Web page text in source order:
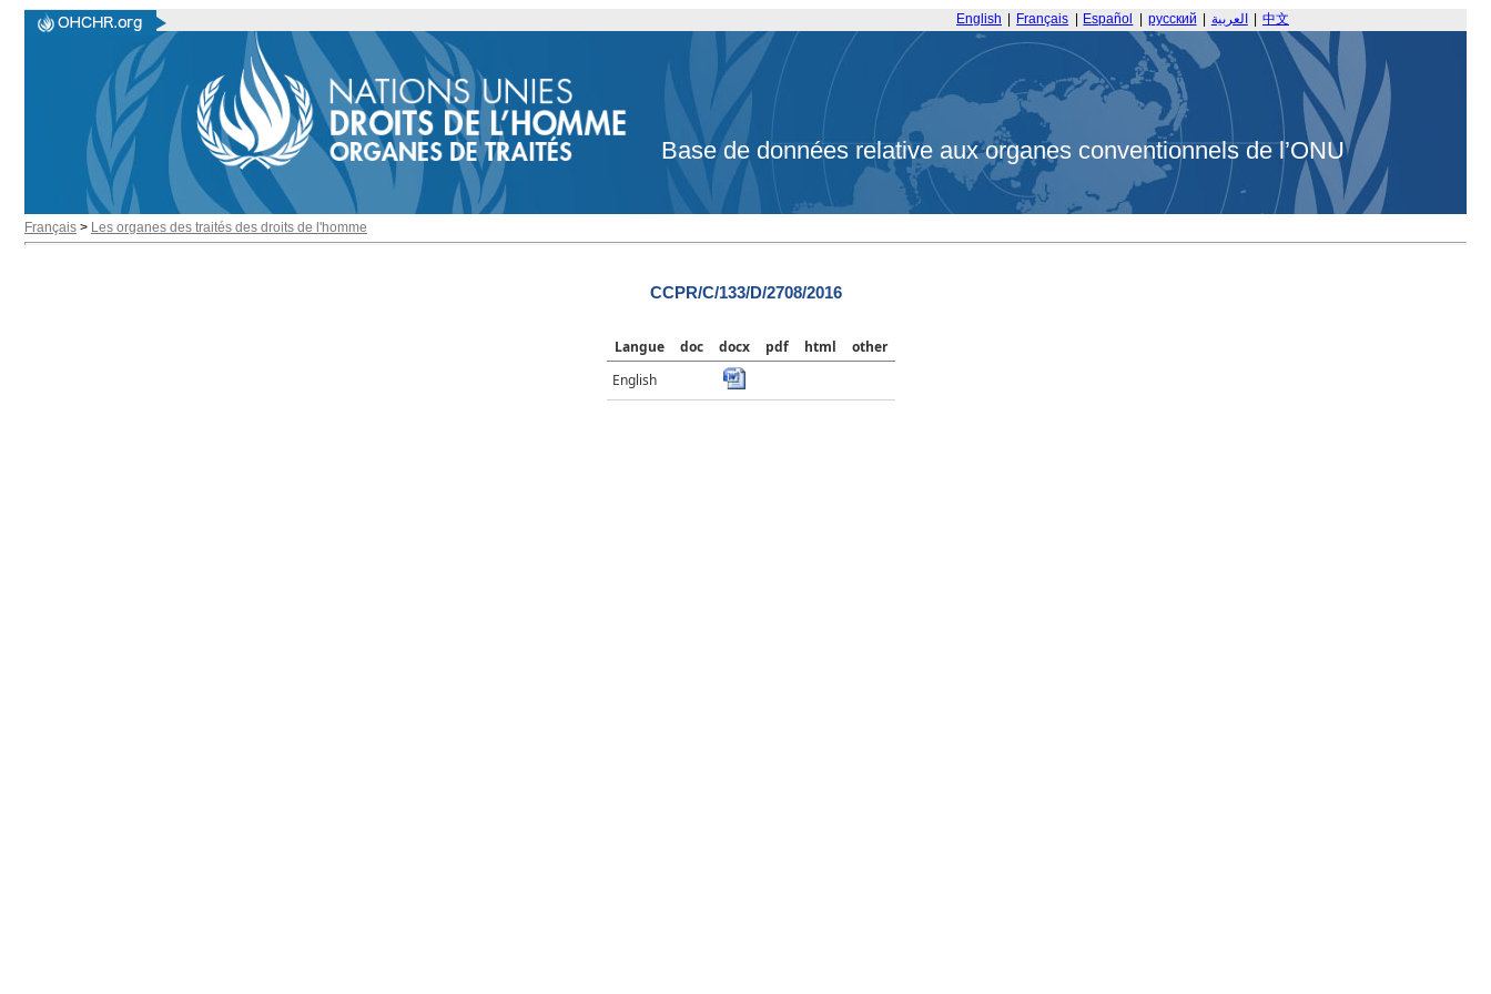
English Français Español русский العربية 中文
Base de données relative aux organes conventionnels de l’ONU
Français > Les organes des traités des droits de l'homme
CCPR/C/133/D/2708/2016
Langue doc docx pdf html
other
English